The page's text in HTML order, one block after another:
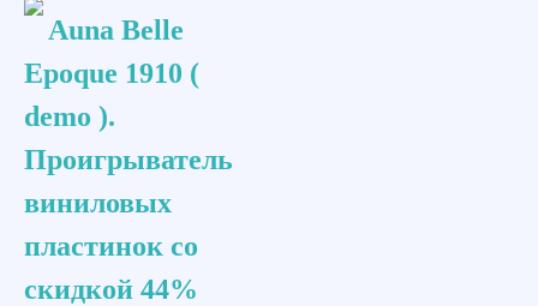
Auna Belle
Epoque 1910 (
demo ).
Проигрыватель
виниловых
пластинок со
скидкой 44%